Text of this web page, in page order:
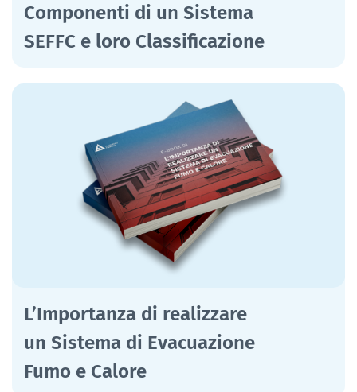
Componenti di un Sistema
SEFFC e loro Classificazione
L’Importanza di realizzare
un Sistema di Evacuazione
Fumo e Calore